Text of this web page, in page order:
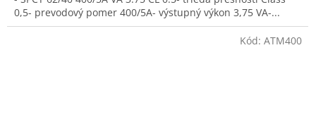
0,5- prevodový pomer 400/5A- výstupný výkon 3,75 VA-...
Kód: ATM400